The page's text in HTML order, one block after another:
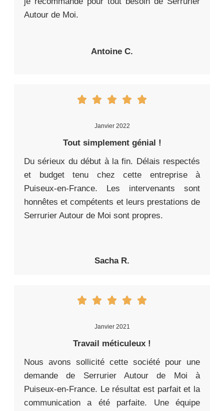
Autour de Moi.
Antoine C.
Janvier 2022
Tout simplement génial !
Du sérieux du début à la fin. Délais respectés
et budget tenu chez cette entreprise à
Puiseux-en-France. Les intervenants sont
honnêtes et compétents et leurs prestations de
Serrurier Autour de Moi sont propres.
Sacha R.
Janvier 2021
Travail méticuleux !
Nous avons sollicité cette société pour une
demande de Serrurier Autour de Moi à
Puiseux-en-France. Le résultat est parfait et la
communication a été parfaite. Une équipe